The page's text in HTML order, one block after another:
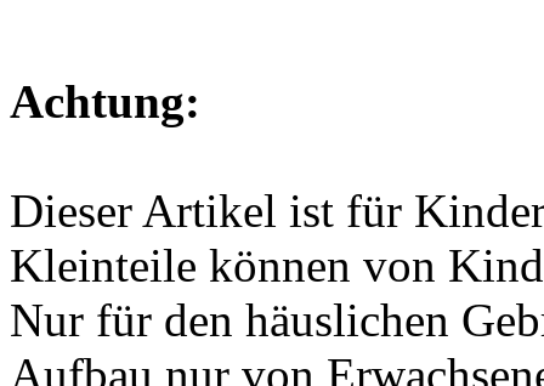
Achtung:
Dieser Artikel ist für
Kleinteile können von
Nur für den häuslichen
Aufbau nur von